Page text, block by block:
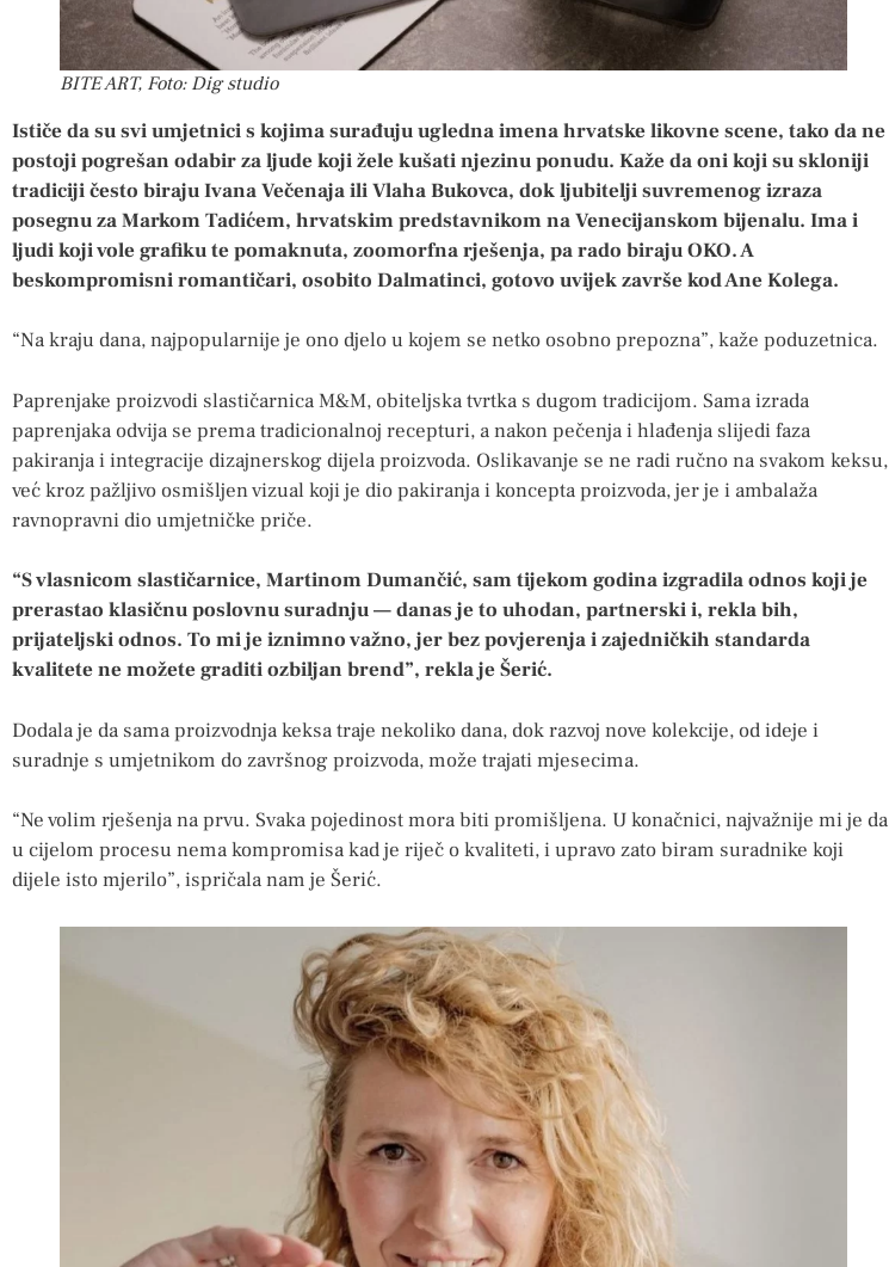
BITE ART, Foto: Dig studio
Ističe da su svi umjetnici s kojima surađuju ugledna imena hrvatske likovne scene, tako da ne
postoji pogrešan odabir za ljude koji žele kušati njezinu ponudu. Kaže da oni koji su skloniji
tradiciji često biraju Ivana Večenaja ili Vlaha Bukovca, dok ljubitelji suvremenog izraza
posegnu za Markom Tadićem, hrvatskim predstavnikom na Venecijanskom bijenalu. Ima i
ljudi koji vole grafiku te pomaknuta, zoomorfna rješenja, pa rado biraju OKO. A
beskompromisni romantičari, osobito Dalmatinci, gotovo uvijek završe kod Ane Kolega.
“Na kraju dana, najpopularnije je ono djelo u kojem se netko osobno prepozna”, kaže poduzetnica.
Paprenjake proizvodi slastičarnica M&M, obiteljska tvrtka s dugom tradicijom. Sama izrada
paprenjaka odvija se prema tradicionalnoj recepturi, a nakon pečenja i hlađenja slijedi faza
pakiranja i integracije dizajnerskog dijela proizvoda. Oslikavanje se ne radi ručno na svakom keksu,
već kroz pažljivo osmišljen vizual koji je dio pakiranja i koncepta proizvoda, jer je i ambalaža
ravnopravni dio umjetničke priče.
“S vlasnicom slastičarnice, Martinom Dumančić, sam tijekom godina izgradila odnos koji je
prerastao klasičnu poslovnu suradnju — danas je to uhodan, partnerski i, rekla bih,
prijateljski odnos. To mi je iznimno važno, jer bez povjerenja i zajedničkih standarda
kvalitete ne možete graditi ozbiljan brend”, rekla je Šerić.
Dodala je da sama proizvodnja keksa traje nekoliko dana, dok razvoj nove kolekcije, od ideje i
suradnje s umjetnikom do završnog proizvoda, može trajati mjesecima.
“Ne volim rješenja na prvu. Svaka pojedinost mora biti promišljena. U konačnici, najvažnije mi je da
u cijelom procesu nema kompromisa kad je riječ o kvaliteti, i upravo zato biram suradnike koji
dijele isto mjerilo”, ispričala nam je Šerić.